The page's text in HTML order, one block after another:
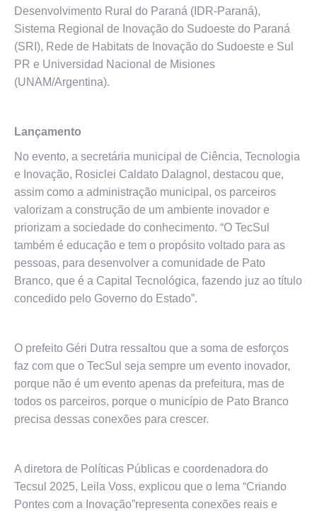
Desenvolvimento Rural do Paraná (IDR-Paraná),
Sistema Regional de Inovação do Sudoeste do Paraná
(SRI), Rede de Habitats de Inovação do Sudoeste e Sul
PR e Universidad Nacional de Misiones
(UNAM/Argentina).
Lançamento
No evento, a secretária municipal de Ciência, Tecnologia
e Inovação, Rosiclei Caldato Dalagnol, destacou que,
assim como a administração municipal, os parceiros
valorizam a construção de um ambiente inovador e
priorizam a sociedade do conhecimento. “O TecSul
também é educação e tem o propósito voltado para as
pessoas, para desenvolver a comunidade de Pato
Branco, que é a Capital Tecnológica, fazendo juz ao título
concedido pelo Governo do Estado”.
O prefeito Géri Dutra ressaltou que a soma de esforços
faz com que o TecSul seja sempre um evento inovador,
porque não é um evento apenas da prefeitura, mas de
todos os parceiros, porque o município de Pato Branco
precisa dessas conexões para crescer.
A diretora de Políticas Públicas e coordenadora do
Tecsul 2025, Leila Voss, explicou que o lema “Criando
Pontes com a Inovação”representa conexões reais e